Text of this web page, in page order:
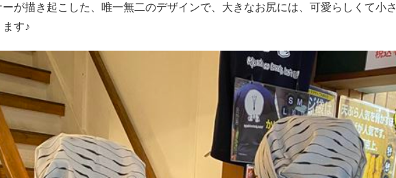
が描き起こした、唯一無二のデザインで、大きなお尻には、可愛らしくて小さ
す♪